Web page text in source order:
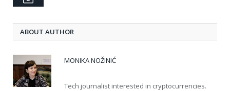
ABOUT AUTHOR
MONIKA NOŽINIĆ
Tech journalist interested in cryptocurrencies.